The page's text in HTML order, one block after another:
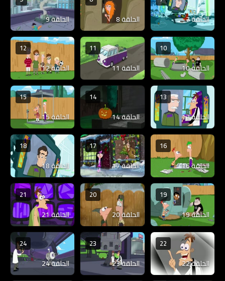
الحلقة 7 الحلقة 8 الحلقة 9
10
الحلقة 10
11
الحلقة 11
12
الحلقة 12
13
الحلقة 13
14
الحلقة 14
15
الحلقة 15
16
الحلقة 16
17
الحلقة 17
18
الحلقة 18
19
الحلقة 19
20
الحلقة 20
21
الحلقة 21
22
الحلقة 22
23
الحلقة 23
24
الحلقة 24